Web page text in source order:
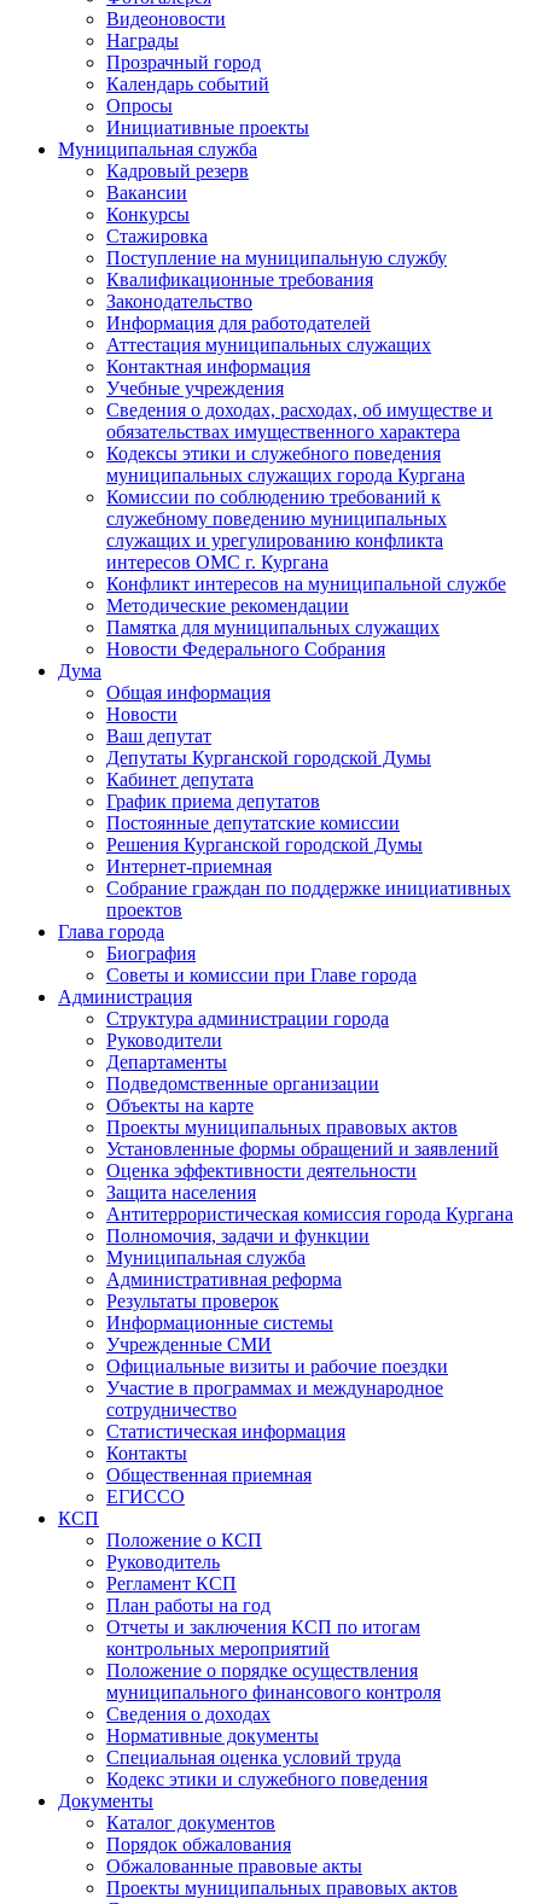
Видеоновости
Награды
Прозрачный город
Календарь событий
Опросы
Инициативные проекты
Муниципальная служба
Кадровый резерв
Вакансии
Конкурсы
Стажировка
Поступление на муниципальную службу
Квалификационные требования
Законодательство
Информация для работодателей
Аттестация муниципальных служащих
Контактная информация
Учебные учреждения
Сведения о доходах, расходах, об имуществе и
обязательствах имущественного характера
Кодексы этики и служебного поведения
муниципальных служащих города Кургана
Комиссии по соблюдению требований к
служебному поведению муниципальных
служащих и урегулированию конфликта
интересов ОМС г. Кургана
Конфликт интересов на муниципальной службе
Методические рекомендации
Памятка для муниципальных служащих
Новости Федерального Cобрания
Дума
Общая информация
Новости
Ваш депутат
Депутаты Курганской городской Думы
Кабинет депутата
График приема депутатов
Постоянные депутатские комиссии
Решения Курганской городской Думы
Интернет-приемная
Собрание граждан по поддержке инициативных
проектов
Глава города
Биография
Советы и комиссии при Главе города
Администрация
Структура администрации города
Руководители
Департаменты
Подведомственные организации
Объекты на карте
Проекты муниципальных правовых актов
Установленные формы обращений и заявлений
Оценка эффективности деятельности
Защита населения
Антитеррористическая комиссия города Кургана
Полномочия, задачи и функции
Муниципальная служба
Административная реформа
Результаты проверок
Информационные системы
Учрежденные СМИ
Официальные визиты и рабочие поездки
Участие в программах и международное
сотрудничество
Статистическая информация
Контакты
Общественная приемная
ЕГИССО
КСП
Положение о КСП
Руководитель
Регламент КСП
План работы на год
Отчеты и заключения КСП по итогам
контрольных мероприятий
Положение о порядке осуществления
муниципального финансового контроля
Сведения о доходах
Нормативные документы
Специальная оценка условий труда
Кодекс этики и служебного поведения
Документы
Каталог документов
Порядок обжалования
Обжалованные правовые акты
Проекты муниципальных правовых актов